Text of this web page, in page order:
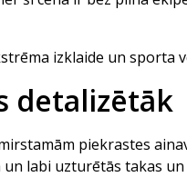
izklaide un sporta
detalizētāk
piekrastes
labi uzturētās takas